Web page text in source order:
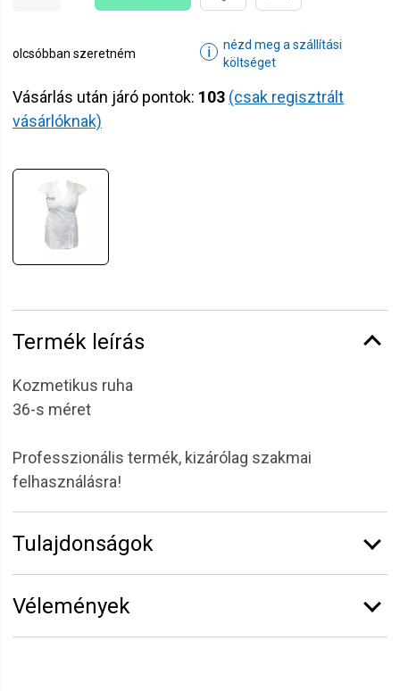
olcsóbban szeretném ℹ
nézd meg a szállítási
költséget
Vásárlás után járó pontok: 103 (csak regisztrált
vásárlóknak)
Termék leírás
Kozmetikus ruha
36-s méret
Professzionális termék, kizárólag szakmai
felhasználásra!
Tulajdonságok
Vélemények